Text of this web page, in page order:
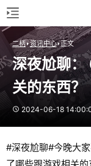
二柄 资讯中心 正文
深夜尬聊：
关的东西？
2024-06-18
#深夜尬聊#今晚大
了哪些跟游戏相关的